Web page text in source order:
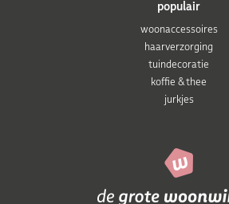
populair
woonaccessoires
haarverzorging
tuindecoratie
koffie & thee
jurkjes